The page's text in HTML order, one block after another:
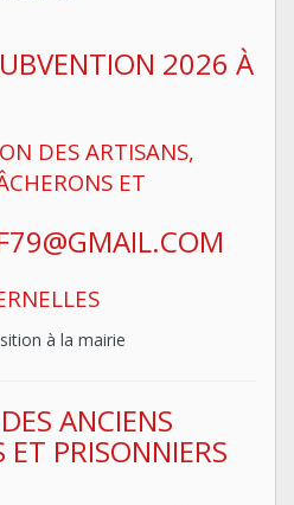
2026 À
DES ARTISANS,
ET
à la mairie
ANCIENS
PRISONNIERS